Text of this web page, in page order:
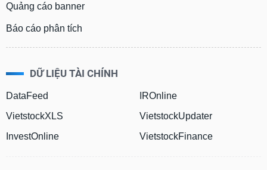
Quảng cáo banner
Báo cáo phân tích
DỮ LIỆU TÀI CHÍNH
DataFeed
VietstockXLS
InvestOnline
IROnline
VietstockUpdater
VietstockFinance